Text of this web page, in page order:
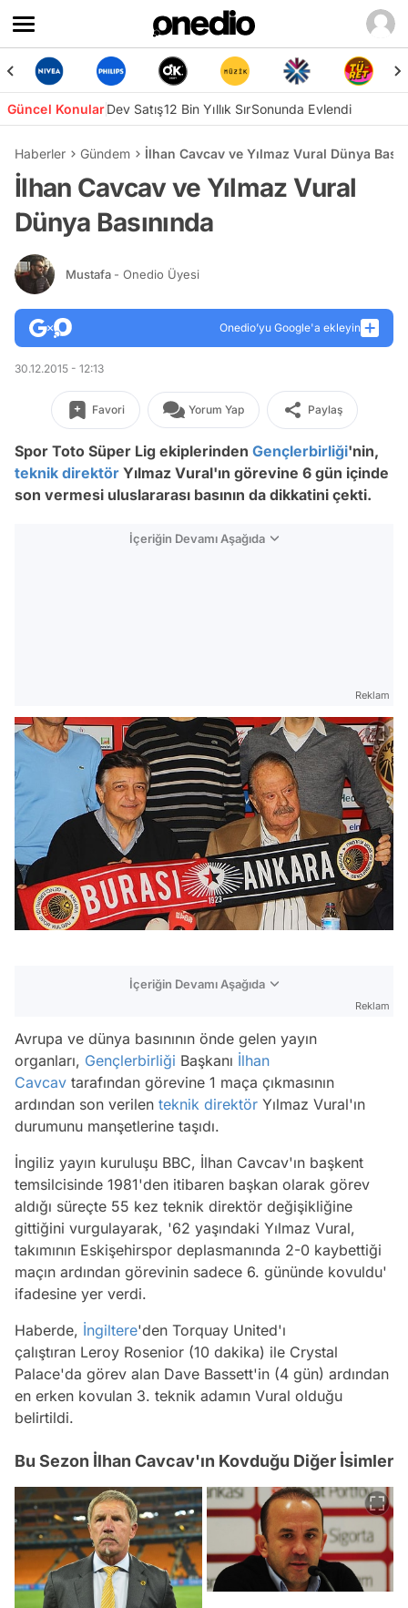
Güncel KonularDev Satış12 Bin Yıllık SırSonunda Evlendi
Haberler Gündem İlhan Cavcav ve Yılmaz Vural Dünya
İlhan Cavcav ve Yılmaz Vural
Dünya Basınında
Mustafa - Onedio Üyesi
Onedio’yu Google'a ekleyin
30.12.2015 - 12:13
Favori Yorum Yap Paylaş
Spor Toto Süper Lig ekiplerinden Gençlerbirliği'nin,
teknik direktör Yılmaz Vural'ın görevine 6 gün içinde
son vermesi uluslararası basının da dikkatini çekti.
İçeriğin Devamı Aşağıda
Reklam
İçeriğin Devamı Aşağıda
Reklam
Avrupa ve dünya basınının önde gelen yayın
organları, Gençlerbirliği Başkanı İlhan
Cavcav tarafından görevine 1 maça çıkmasının
ardından son verilen teknik direktör Yılmaz Vural'ın
durumunu manşetlerine taşıdı.
İngiliz yayın kuruluşu BBC, İlhan Cavcav'ın başkent
temsilcisinde 1981'den itibaren başkan olarak görev
aldığı süreçte 55 kez teknik direktör değişikliğine
gittiğini vurgulayarak, '62 yaşındaki Yılmaz Vural,
takımının Eskişehirspor deplasmanında 2-0 kaybettiği
maçın ardından görevinin sadece 6. gününde kovuldu'
ifadesine yer verdi.
Haberde, İngiltere'den Torquay United'ı
çalıştıran Leroy Rosenior (10 dakika) ile Crystal
Palace'da görev alan Dave Bassett'in (4 gün) ardından
en erken kovulan 3. teknik adamın Vural olduğu
belirtildi.
Bu Sezon İlhan Cavcav'ın Kovduğu Diğer İsimler